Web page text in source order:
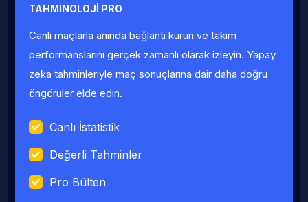
Fauller Ortalama
TAHMINOLOJİ PRO
Canlı maçlarla anında bağlantı kurun ve takım
performanslarını gerçek zamanlı olarak izleyin. Yapay
zeka tahminleriyle maç sonuçlarına dair daha doğru
öngörüler elde edin.
Canlı İstatistik
Değerli Tahminler
Pro Bülten